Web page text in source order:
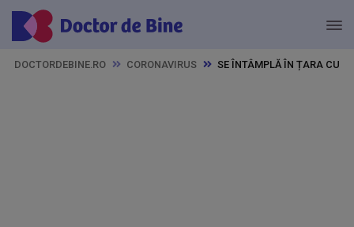
DOCTORDEBINE.RO CORONAVIRUS SE ÎNTÂMPLĂ ÎN ȚARA CU